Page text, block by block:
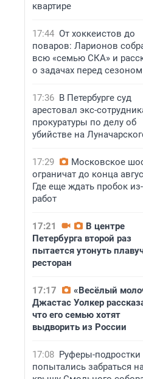
квартире
17:44 От хоккеистов до
поваров: Ларионов
всю «семью СКА» и
о задачах перед сезоном
17:36 В Петербурге суд
арестовал экс-
прокуратуры по делу об
убийстве на
17:29
Московское
ограничат до конца
Где еще ждать пробок
работ
17:21
В центре
Петербурга второй раз
пытается утонуть
ресторан
17:17
«Весёлый
Джастас Уолкер
что его семью хотят
выдворить из России
17:08 Руферы-подростки
попытались забраться